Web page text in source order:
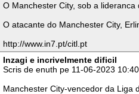
O Manchester City, sob a
O atacante do Manchester City,
http://www.in7.pt/citl.pt
Inzagi e incrivelmente dificil
Scris de enuth pe 11-06-2023 10:40
Manchester City-vencedor da Liga